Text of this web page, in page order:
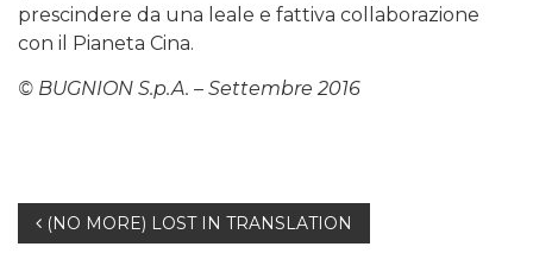
prescindere da una leale e fattiva collaborazione
con il Pianeta Cina.
© BUGNION S.p.A. – Settembre 2016
Navigazione
(NO MORE) LOST IN TRANSLATION